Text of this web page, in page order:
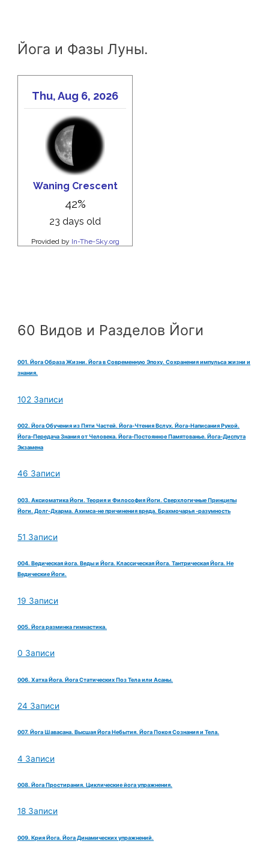
Йога и Фазы Луны.
60 Видов и Разделов Йоги
001. Йога Образа Жизни. Йога в Современную Эпоху. Сохранения импульса жизни и
знания.
102 Записи
002. Йога Обучения из Пяти Частей. Йога-Чтения Вслух. Йога-Написания Рукой.
Йога-Передача Знания от Человека. Йога-Постоянное Памятованье. Йога-Диспута
Экзамена
46 Записи
003. Аксиоматика Йоги. Теория и Философия Йоги. Сверхлогичные Принципы
Йоги. Долг-Дхарма. Ахимса-не причинения вреда. Брахмочарья -разумность
51 Записи
004. Ведическая йога. Веды и Йога. Классическая Йога. Тантрическая Йога. Не
Ведические Йоги.
19 Записи
005. Йога разминка гимнастика.
0 Записи
006. Хатха Йога. Йога Статических Поз Тела или Асаны.
24 Записи
007. Йога Шавасана. Высшая Йога Небытия. Йога Покоя Сознания и Тела.
4 Записи
008. Йога Простирания. Циклические йога упражнения.
18 Записи
009. Крия Йога. Йога Динамических упражнений.